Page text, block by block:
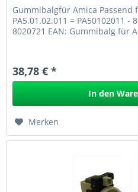
Gummibalgfür Amica Passend
PA5.01.02.011 = PA50102011 -
8020721 EAN: Gummibalg für
38,78 € *
In den
Merken